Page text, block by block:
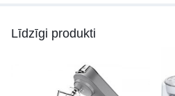
Līdzīgi produkti